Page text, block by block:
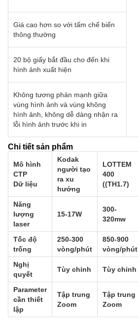
Giá cao hơn so với tấm chế biến
thông thường
20 bộ giấy bắt đầu cho đến khi
hình ảnh xuất hiện
Không tương phản mạnh giữa
vùng hình ảnh và vùng không
hình ảnh, không dễ dàng nhận ra
lỗi hình ảnh trước khi in
Chi tiết sản phẩm
Mô hình
CTP
Dữ liệu
Kodak
người tạo
ra xu
hướng
LOTTEM
400
((TH1.7)
Năng
lượng
laser
15-17W
300-
320mw
Tốc độ
trống
250-300
vòng/phút
850-900
vòng/phút
Nghị
quyết
Tùy chỉnh Tùy chỉnh
Parameter
cần thiết
lập
Tập trung
Zoom
Tập trung
Zoom